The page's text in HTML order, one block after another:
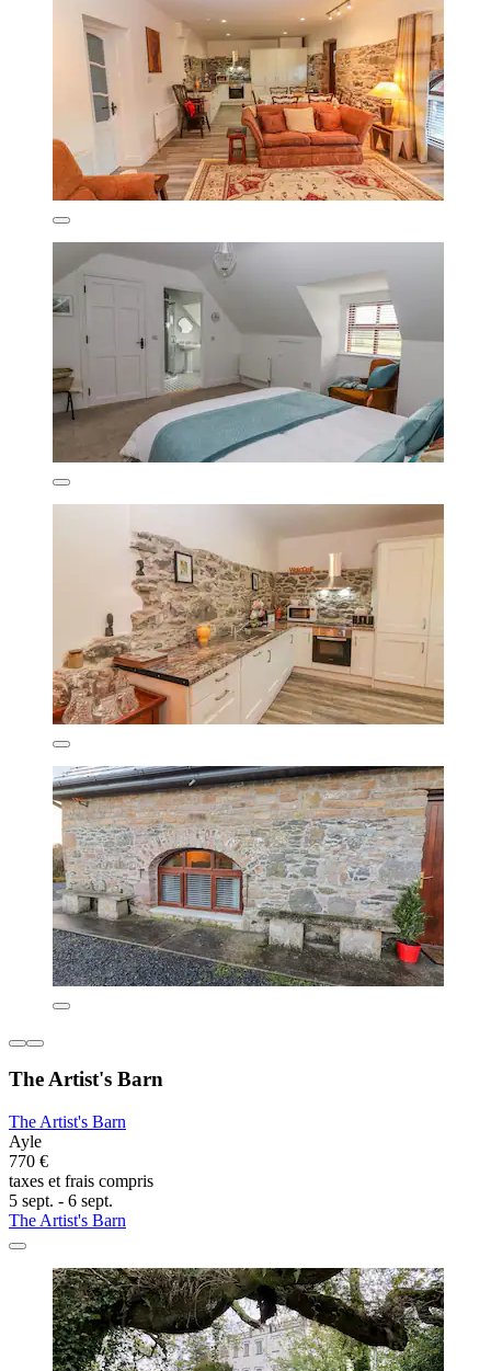
The Artist's Barn
The Artist's Barn
Ayle
770 €
taxes et frais compris
5 sept. - 6 sept.
The Artist's Barn